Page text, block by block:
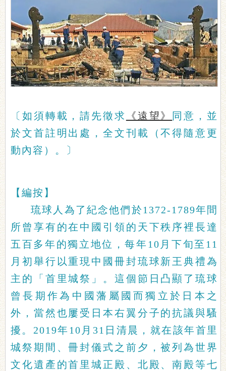
〔如須轉載，請先徵求 《遠望》
同意，並
於文首註明出處，全文刊載（不得隨意更
動內容）。〕
【編按】
琉球人為了紀念他們於1372-1789年間
所曾享有的在中國引領的天下秩序裡長達
五百多年的獨立地位，每年10月下旬至11
月初舉行以重現中國冊封琉球新王典禮為
主的「首里城祭」。這個節日凸顯了琉球
曾長期作為中國藩屬國而獨立於日本之
外，當然也屢受日本右翼分子的抗議與騷
擾。2019年10月31日清晨，就在該年首里
城祭期間、冊封儀式之前夕，被列為世界
文化遺產的首里城正殿、北殿、南殿等七